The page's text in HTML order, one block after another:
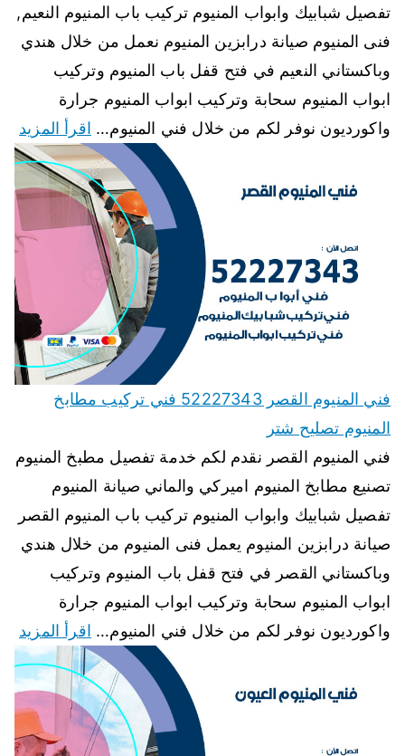
تفصيل شبابيك وابواب المنيوم تركيب باب المنيوم النعيم,
فنى المنيوم صيانة درابزين المنيوم نعمل من خلال هندي
وباكستاني النعيم في فتح قفل باب المنيوم وتركيب
ابواب المنيوم سحابة وتركيب ابواب المنيوم جرارة
واكورديون نوفر لكم من خلال فني المنيوم… اقرأ المزيد
فني المنيوم القصر 52227343 فني تركيب مطابخ
المنيوم تصليح شتر
فني المنيوم القصر نقدم لكم خدمة تفصيل مطبخ المنيوم
تصنيع مطابخ المنيوم اميركي والماني صيانة المنيوم
تفصيل شبابيك وابواب المنيوم تركيب باب المنيوم القصر
صيانة درابزين المنيوم يعمل فنى المنيوم من خلال هندي
وباكستاني القصر في فتح قفل باب المنيوم وتركيب
ابواب المنيوم سحابة وتركيب ابواب المنيوم جرارة
واكورديون نوفر لكم من خلال فني المنيوم… اقرأ المزيد